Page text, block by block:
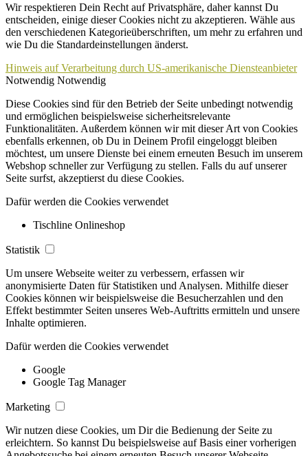
Wir respektieren Dein Recht auf Privatsphäre, daher kannst Du
entscheiden, einige dieser Cookies nicht zu akzeptieren. Wähle aus
den verschiedenen Kategorieüberschriften, um mehr zu erfahren und
wie Du die Standardeinstellungen änderst.
Hinweis auf Verarbeitung durch US-amerikanische Diensteanbieter
Notwendig Notwendig
Diese Cookies sind für den Betrieb der Seite unbedingt notwendig
und ermöglichen beispielsweise sicherheitsrelevante
Funktionalitäten. Außerdem können wir mit dieser Art von Cookies
ebenfalls erkennen, ob Du in Deinem Profil eingeloggt bleiben
möchtest, um unsere Dienste bei einem erneuten Besuch im unserem
Webshop schneller zur Verfügung zu stellen. Falls du auf unserer
Seite surfst, akzeptierst du diese Cookies.
Dafür werden die Cookies verwendet
Tischline Onlineshop
Statistik
Um unsere Webseite weiter zu verbessern, erfassen wir
anonymisierte Daten für Statistiken und Analysen. Mithilfe dieser
Cookies können wir beispielsweise die Besucherzahlen und den
Effekt bestimmter Seiten unseres Web-Auftritts ermitteln und unsere
Inhalte optimieren.
Dafür werden die Cookies verwendet
Google
Google Tag Manager
Marketing
Wir nutzen diese Cookies, um Dir die Bedienung der Seite zu
erleichtern. So kannst Du beispielsweise auf Basis einer vorherigen